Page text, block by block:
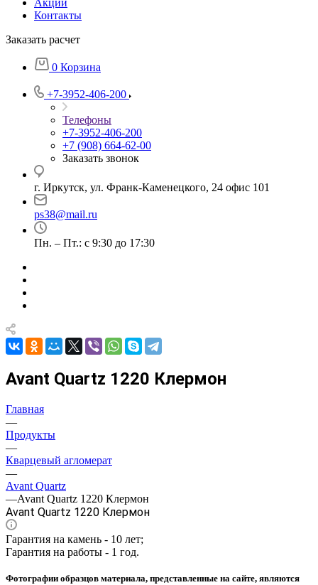
Акции
Контакты
Заказать расчет
0 Корзина
+7-3952-406-200
Телефоны
+7-3952-406-200
+7 (908) 664-62-00
Заказать звонок
г. Иркутск, ул. Франк-Каменецкого, 24 офис 101
ps38@mail.ru
Пн. – Пт.: с 9:30 до 17:30
Avant Quartz 1220 Клермон
Главная
—
Продукты
—
Кварцевый агломерат
—
Avant Quartz
—Avant Quartz 1220 Клермон
Avant Quartz 1220 Клермон
Гарантия на камень - 10 лет;
Гарантия на работы - 1 год.
Фотографии образцов материала, представленные на сайте, являются